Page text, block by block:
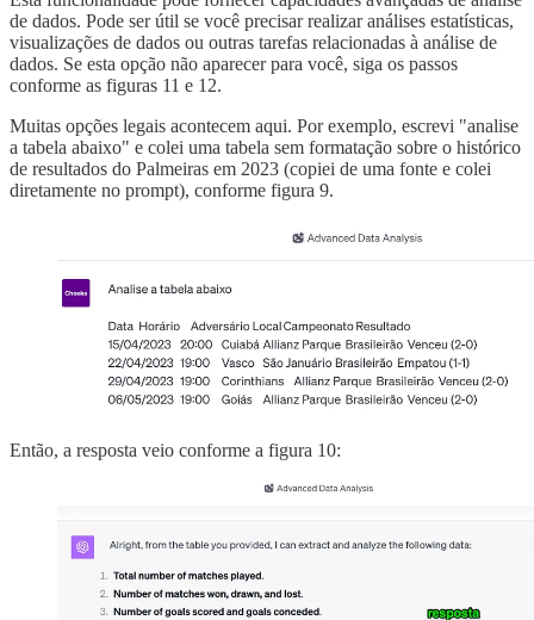
de dados. Pode ser útil se você precisar realizar análises estatísticas,
visualizações de dados ou outras tarefas relacionadas à análise de
dados. Se esta opção não aparecer para você, siga os passos
conforme as figuras 11 e 12.
Muitas opções legais acontecem aqui. Por exemplo, escrevi "analise
a tabela abaixo" e colei uma tabela sem formatação sobre o histórico
de resultados do Palmeiras em 2023 (copiei de uma fonte e colei
diretamente no prompt), conforme figura 9.
Então, a resposta veio conforme a figura 10: